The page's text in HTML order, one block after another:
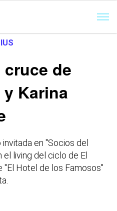
de
Karina
en "Socios del
living del ciclo de El
Hotel de los Famosos"